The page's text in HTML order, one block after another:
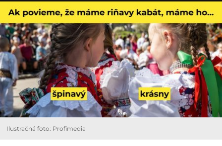
Ilustračná foto: Profimedia